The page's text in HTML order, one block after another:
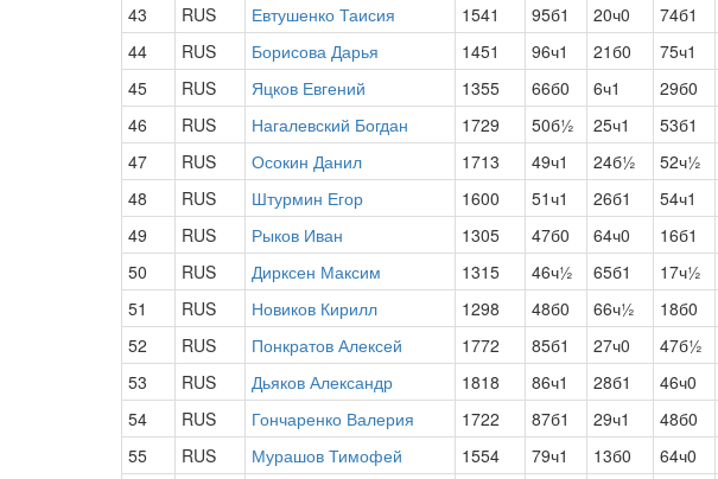
43
RUS Евтушенко Таисия 1541 95б1 20ч0 74б1
44
RUS Борисова Дарья 1451 96ч1 21б0 75ч1
45
RUS Яцков Евгений 1355 66б0 6ч1 29б0
46
RUS Нагалевский Богдан 1729 50б½ 25ч1 53б1
47
RUS Осокин Данил 1713 49ч1 24б½ 52ч½
48
RUS Штурмин Егор 1600 51ч1 26б1 54ч1
49
RUS Рыков Иван 1305 47б0 64ч0 16б1
50
RUS Дирксен Максим 1315 46ч½ 65б1 17ч½
51
RUS Новиков Кирилл 1298 48б0 66ч½ 18б0
52
RUS Понкратов Алексей 1772 85б1 27ч0 47б½
53
RUS Дьяков Александр 1818 86ч1 28б1 46ч0
54
RUS Гончаренко Валерия 1722 87б1 29ч1 48б0
55
RUS Мурашов Тимофей 1554 79ч1 13б0 64ч0